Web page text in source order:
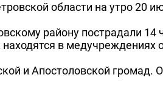
области на утро 20
району пострадали 14
в медучреждениях
и Апостоловской громад.